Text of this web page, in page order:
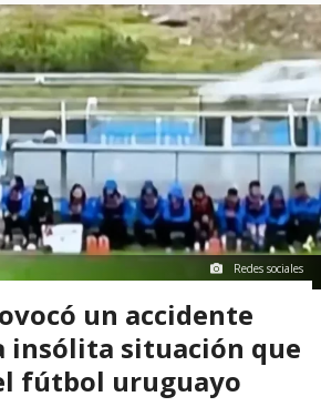
Redes sociales
un accidente
insólita situación que
fútbol uruguayo